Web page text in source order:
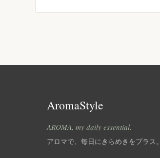
AromaStyle
AROMA, my daily essential.
アロマで、毎日にきらめきをプラス。